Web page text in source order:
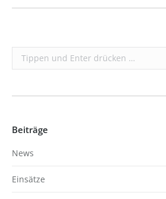
Search:
Beiträge
News
Einsätze